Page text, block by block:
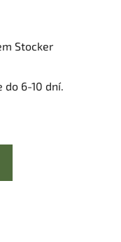
Stocker
do 6-10 dní.